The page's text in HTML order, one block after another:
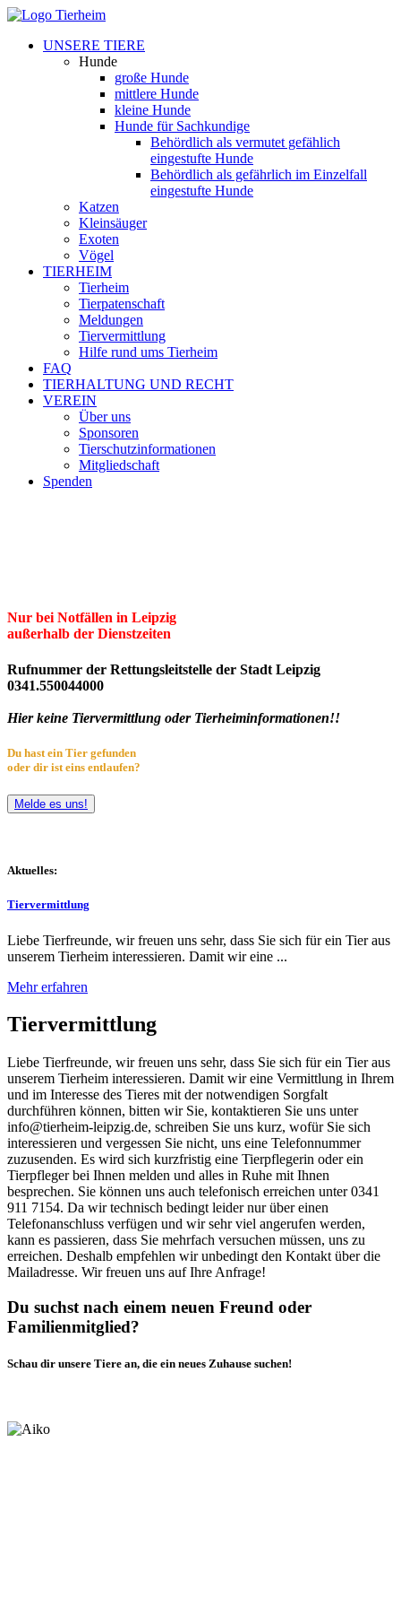
UNSERE TIERE
Hunde
große Hunde
mittlere Hunde
kleine Hunde
Hunde für Sachkundige
Behördlich als vermutet gefählich
eingestufte Hunde
Behördlich als gefährlich im Einzelfall
eingestufte Hunde
Katzen
Kleinsäuger
Exoten
Vögel
TIERHEIM
Tierheim
Tierpatenschaft
Meldungen
Tiervermittlung
Hilfe rund ums Tierheim
FAQ
TIERHALTUNG UND RECHT
VEREIN
Über uns
Sponsoren
Tierschutzinformationen
Mitgliedschaft
Spenden
Nur bei Notfällen in Leipzig
außerhalb der Dienstzeiten
Rufnummer der Rettungsleitstelle der Stadt Leipzig
0341.550044000
Hier keine Tiervermittlung oder Tierheiminformationen!!
Du hast ein Tier gefunden
oder dir ist eins entlaufen?
Melde es uns!
Aktuelles:
Tiervermittlung
Liebe Tierfreunde, wir freuen uns sehr, dass Sie sich für ein Tier aus
unserem Tierheim interessieren. Damit wir eine ...
Mehr erfahren
Tiervermittlung
Liebe Tierfreunde, wir freuen uns sehr, dass Sie sich für ein Tier aus
unserem Tierheim interessieren. Damit wir eine Vermittlung in Ihrem
und im Interesse des Tieres mit der notwendigen Sorgfalt
durchführen können, bitten wir Sie, kontaktieren Sie uns unter
info@tierheim-leipzig.de, schreiben Sie uns kurz, wofür Sie sich
interessieren und vergessen Sie nicht, uns eine Telefonnummer
zuzusenden. Es wird sich kurzfristig eine Tierpflegerin oder ein
Tierpfleger bei Ihnen melden und alles in Ruhe mit Ihnen
besprechen. Sie können uns auch telefonisch erreichen unter 0341
911 7154. Da wir technisch bedingt leider nur über einen
Telefonanschluss verfügen und wir sehr viel angerufen werden,
kann es passieren, dass Sie mehrfach versuchen müssen, uns zu
erreichen. Deshalb empfehlen wir unbedingt den Kontakt über die
Mailadresse. Wir freuen uns auf Ihre Anfrage!
Du suchst nach einem neuen Freund oder
Familienmitglied?
Schau dir unsere Tiere an, die ein neues Zuhause suchen!